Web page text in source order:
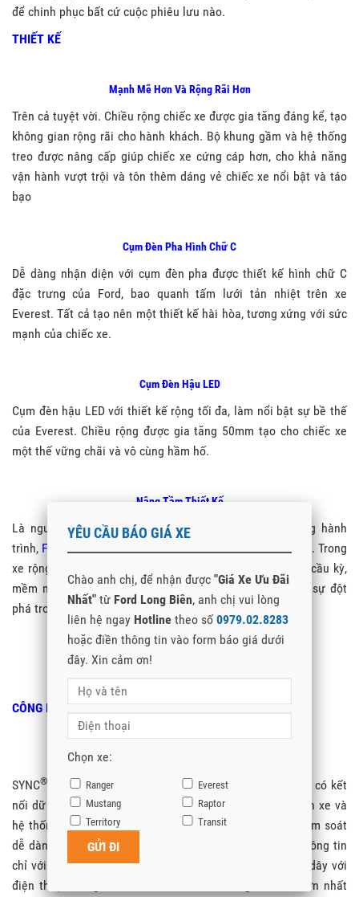
để chinh phục bất cứ cuộc phiêu lưu nào.
THIẾT KẾ
Mạnh Mẽ Hơn Và Rộng Rãi Hơn
Trên cả tuyệt vời. Chiều rộng chiếc xe được gia tăng đáng kể, tạo
không gian rộng rãi cho hành khách. Bộ khung gầm và hệ thống
treo được nâng cấp giúp chiếc xe cứng cáp hơn, cho khả năng
vận hành vượt trội và tôn thêm dáng vẻ chiếc xe nổi bật và táo
bạo
Cụm Đèn Pha Hình Chữ C
Dễ dàng nhận diện với cụm đèn pha được thiết kế hình chữ C
đặc trưng của Ford, bao quanh tấm lưới tản nhiệt trên xe
Everest. Tất cả tạo nên một thiết kế hài hòa, tương xứng với sức
mạnh của chiếc xe.
Cụm Đèn Hậu LED
Cụm đèn hậu LED với thiết kế rộng tối đa, làm nổi bật sự bề thế
của Everest. Chiều rộng được gia tăng 50mm tạo cho chiếc xe
một thế vững chãi và vô cùng hầm hố.
Nâng Tầm Thiết Kế
Là người bạn đồng hành luôn bên bạn trên mỗi chặng hành
trình, Ford Everestxứng đáng được nâng lên tầm cao mới. Trong
xe rộng rãi, tiện nghi cùng những đường nét chạm khắc cầu kỳ,
mềm mại, nội thất Everest được thiết kế để mang đến sự đột
phá trong toàn phân khúc.
0979 02 8283 Mr Tùng
< QUẢN LÝ BÁN HÀNG FORD >
CÔNG NGHỆ
SYNC®
4A là hệ thống giải trí và thông tin liên lạc trên xe có kết
nối dữ liệu đám mây. Có rất nhiều tính năng tích hợp trên xe và
hệ thống sẽ hiển thị 5 hoạt động gần nhất, giúp bạn kiểm soát
dễ dàng hơn. Ngoài ra, bạn có thể điều hướng các thẻ thông tin
chỉ với các thao tác đơn giản. Thông qua tích hợp không dây với
điện thoại thông minh và màn hình cảm ứng 12” inch lớn nhất
YÊU CẦU BÁO GIÁ XE
Chào anh chị, để nhận được "Giá Xe Ưu Đãi
Nhất" từ Ford Long Biên, anh chị vui lòng
liên hệ ngay Hotline theo số 0979.02.8283
hoặc điền thông tin vào form báo giá dưới
đây. Xin cảm ơn!
Chọn xe:
Ranger
Everest
Mustang
Raptor
Territory
Transit